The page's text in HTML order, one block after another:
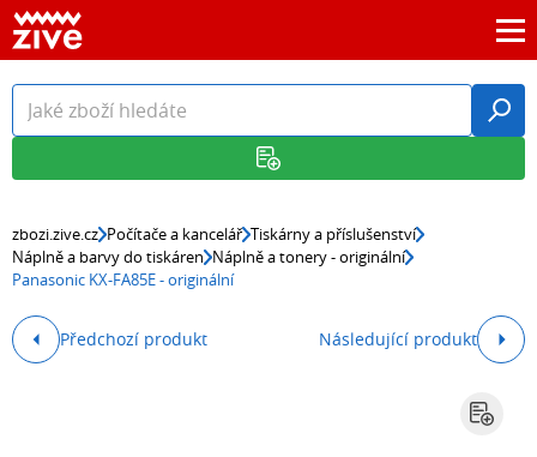
zbozi.zive.cz Počítače a kancelář Tiskárny a příslušenství
Náplně a barvy do tiskáren Náplně a tonery - originální
Panasonic KX-FA85E - originální
Předchozí produkt Následující produkt